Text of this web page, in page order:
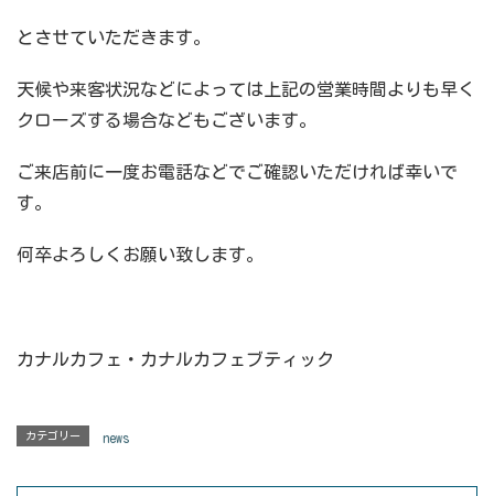
とさせていただきます。
天候や来客状況などによっては上記の営業時間よりも早く
クローズする場合などもございます。
ご来店前に一度お電話などでご確認いただければ幸いで
す。
何卒よろしくお願い致します。
カナルカフェ・カナルカフェブティック
カテゴリー news